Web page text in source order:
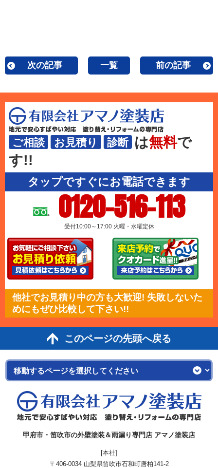
次の記事 一覧 前の記事
ご相談 お見積り 診断 は無料で
す!!
タップですぐにお電話できます
0120-516-113
受付10:00～17:00 火曜・水曜定休
他社でお見積り中の方も大歓迎! 失敗しないた
めにもぜひ比較して下さい!!
このページの先頭へ戻る
甲府市・笛吹市の外壁塗装＆雨漏り専門店 アマノ塗装店
[本社]
〒406-0034 山梨県笛吹市石和町唐柏141-2